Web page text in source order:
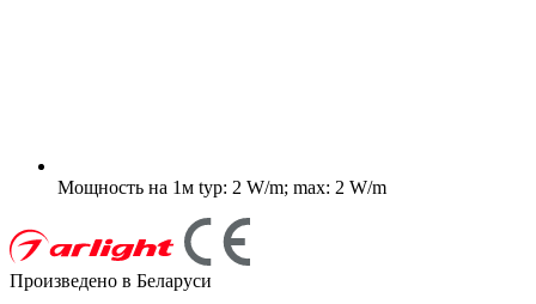
Мощность на 1м typ: 2 W/m; max: 2 W/m
Произведено в Беларуси